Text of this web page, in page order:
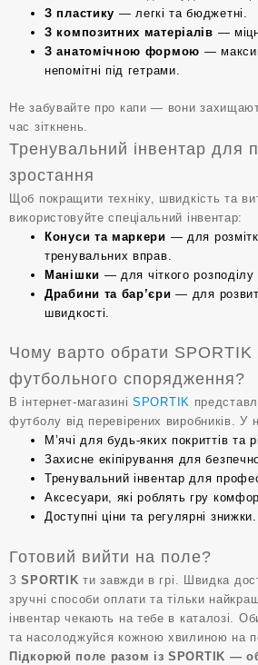
З пластику — легкі та бюджетні.
З композитних матеріалів —
З анатомічною формою —
непомітні під гетрами.
Не забувайте про капи — вони
час зіткнень.
Тренувальний інвентар для
зростання
Щоб покращити техніку, швидкість та
використовуйте спеціальний інвентар:
Конуси та маркери — для
тренувальних вправ.
Манішки — для чіткого розподілу
Драбини та бар’єри — для
швидкості.
Чому варто обрати SPORTIK
футбольного спорядження?
В інтернет-магазині SPORTIK
футболу від перевірених виробників. У
М’ячі для будь-яких покриттів та
Захисне екіпірування для
Тренувальний інвентар для
Аксесуари, які роблять гру
Доступні ціни та регулярні знижки.
Готовий вийти на поле?
ЗSPORTIK ти завжди в грі. Швидка
зручні способи оплати та тільки
інвентар чекають на тебе в каталозі.
та насолоджуйся кожною хвилиною на
Підкорюй поле разом із SPORTIK —